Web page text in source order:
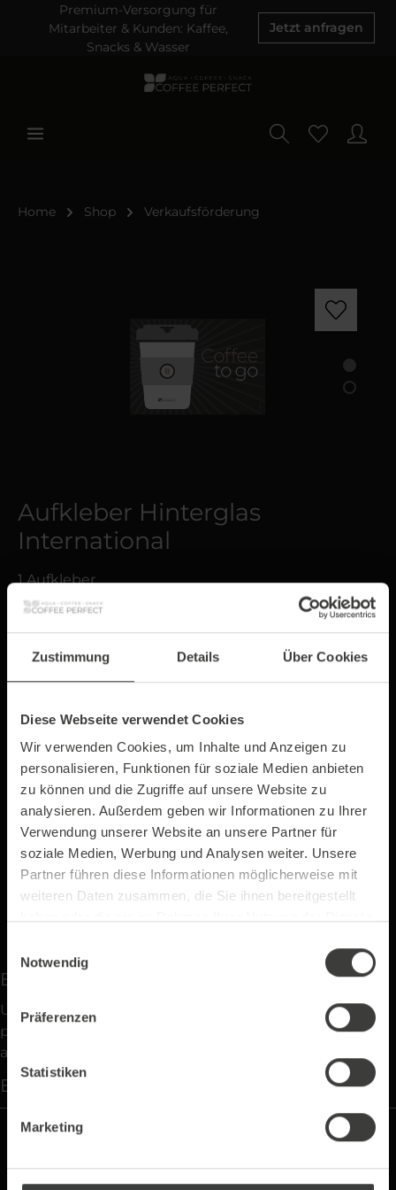
Zustimmung Details Über Cookies
Diese Webseite verwendet Cookies
Wir verwenden Cookies, um Inhalte und Anzeigen zu
personalisieren, Funktionen für soziale Medien anbieten
zu können und die Zugriffe auf unsere Website zu
analysieren. Außerdem geben wir Informationen zu Ihrer
Verwendung unserer Website an unsere Partner für
soziale Medien, Werbung und Analysen weiter. Unsere
Partner führen diese Informationen möglicherweise mit
weiteren Daten zusammen, die Sie ihnen bereitgestellt
Notwendig
Präferenzen
Statistiken
Marketing
Premium-Versorgung für
Mitarbeiter & Kunden: Kaffee,
Snacks & Wasser
Jetzt anfragen
Home Shop Verkaufsförderung
Aufkleber Hinterglas
International
1 Aufkleber
6,67 €*
Preise exkl. MwSt. zzgl. Versandkosten
In den Warenkorb
Beschreibung
Unsere Coffee-to-Go-Hinterglasaufkleber sind die
perfekte Ergänzung für Ihren Kaffee-Service. Mit ihrem
ansprechenden Design…
Eigenschaften